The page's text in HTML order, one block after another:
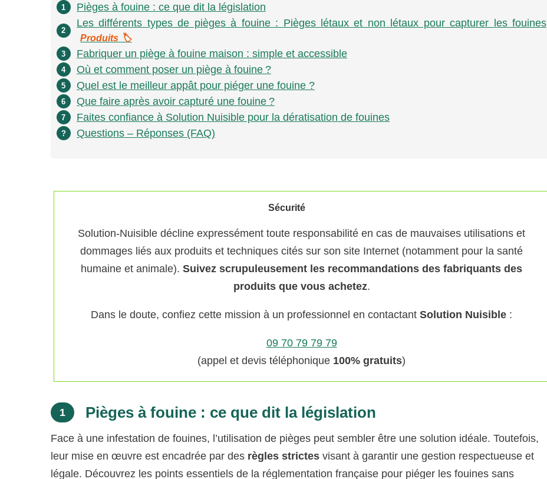
1 Pièges à fouine : ce que dit la législation
2
Les différents types de pièges à fouine : Pièges létaux et non létaux pour capturer les fouines
Produits 🏷️
3 Fabriquer un piège à fouine maison : simple et accessible
4 Où et comment poser un piège à fouine ?
5 Quel est le meilleur appât pour piéger une fouine ?
6 Que faire après avoir capturé une fouine ?
7 Faites confiance à Solution Nuisible pour la dératisation de fouines
? Questions – Réponses (FAQ)
Sécurité
Solution-Nuisible décline expressément toute responsabilité en cas de mauvaises utilisations et
dommages liés aux produits et techniques cités sur son site Internet (notamment pour la santé
humaine et animale).Suivez scrupuleusement les recommandations des fabriquants des
produits que vous achetez.
Dans le doute, confiez cette mission à un professionnel en contactantSolution Nuisible :
09 70 79 79 79
(appel et devis téléphonique 100% gratuits)
1 Pièges à fouine : ce que dit la législation
Face à une infestation de fouines, l’utilisation de pièges peut sembler être une solution idéale. Toutefois,
leur mise en œuvre est encadrée par des règles strictesvisant à garantir une gestion respectueuse et
légale. Découvrez les points essentiels de la réglementation française pour piéger les fouines sans